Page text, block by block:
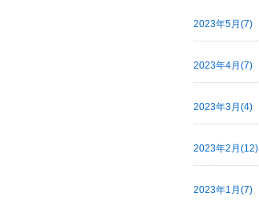
2023年5月(7)
2023年4月(7)
2023年3月(4)
2023年2月(12)
2023年1月(7)